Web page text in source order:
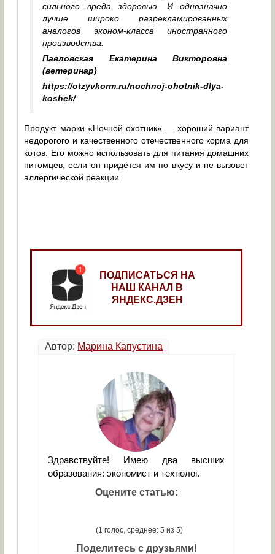
сильного вреда здоровью. И однозначно
лучше широко разрекламированных
аналогов эконом-класса иностранного
производства.
Павловская Екатерина Викторовна
(ветеринар)
https://otzyvkorm.ru/nochnoj-ohotnik-dlya-
koshek/
Продукт марки «Ночной охотник» — хороший вариант
недорогого и качественного отечественного корма для
котов. Его можно использовать для питания домашних
питомцев, если он придётся им по вкусу и не вызовет
аллергической реакции.
ПОДПИСАТЬСЯ НА
НАШ КАНАЛ В
ЯНДЕКС.ДЗЕН
Автор: Марина Капустина
Здравствуйте! Имею два высших
образования: экономист и технолог.
Оцените статью:
(1 голос, среднее: 5 из 5)
Поделитесь с друзьями!